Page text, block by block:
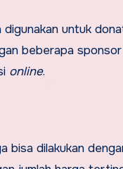
untuk
beberapa
online.
dilakukan